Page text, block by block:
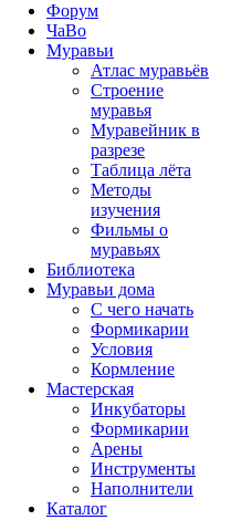
Форум
ЧаВо
Муравьи
Атлас муравьёв
Строение
муравья
Муравейник в
разрезе
Таблица лёта
Методы
изучения
Фильмы о
муравьях
Библиотека
Муравьи дома
С чего начать
Формикарии
Условия
Кормление
Мастерская
Инкубаторы
Формикарии
Арены
Инструменты
Наполнители
Каталог